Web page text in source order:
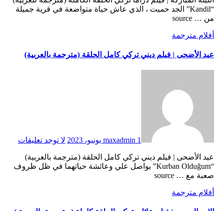
“Kandil” الجد حميت ، الذي عاش حياة متواضعة في قرية جميلة
من … source
أفلام مترجمة
عيد الأضحى | فيلم ديني تركي كامل الحلقة (مترجمة بالعربية)
maxadmin 1 يونيو، 2023 لا توجد تعليقات
عيد الأضحى | فيلم ديني تركي كامل الحلقة (مترجمة بالعربية)
“Kurban Olduğum” يواصل علي وعائشة حياتهما في ظل ظروف
صعبة مع … source
أفلام مترجمة